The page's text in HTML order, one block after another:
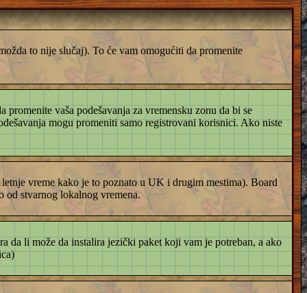
to nije slučaj). To će vam omogućiti da promenite
vaša podešavanja za vremensku zonu da bi se
mogu promeniti samo registrovani korisnici. Ako niste
vreme kako je to poznato u UK i drugim mestima). Board
od stvarnog lokalnog vremena.
da li može da instalira jezički paket koji vam je potreban, a ako